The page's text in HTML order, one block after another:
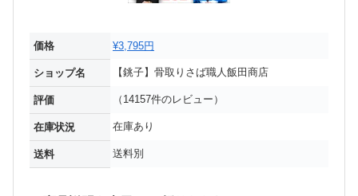
価格 ¥3,795円
ショップ名 【銚子】骨取りさば職人飯田商店
評価 （14157件のレビュー）
在庫状況 在庫あり
送料 送料別